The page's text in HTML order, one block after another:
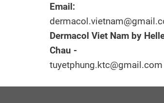
Email:
Dermacol Viet Nam by
Chau -
tuyetphung.ktc@gmail.com